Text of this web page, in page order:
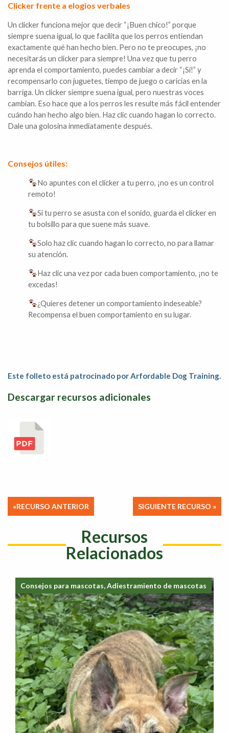
Clicker frente a elogios verbales
Un clicker funciona mejor que decir “¡Buen chico!” porque
siempre suena igual, lo que facilita que los perros entiendan
exactamente qué han hecho bien. Pero no te preocupes, ¡no
necesitarás un clicker para siempre! Una vez que tu perro
aprenda el comportamiento, puedes cambiar a decir “¡Sí!” y
recompensarlo con juguetes, tiempo de juego o caricias en la
barriga. Un clicker siempre suena igual, pero nuestras voces
cambian. Eso hace que a los perros les resulte más fácil entender
cuándo han hecho algo bien. Haz clic cuando hagan lo correcto.
Dale una golosina inmediatamente después.
Consejos útiles:
No apuntes con el clicker a tu perro, ¡no es un control
remoto!
Si tu perro se asusta con el sonido, guarda el clicker en
tu bolsillo para que suene más suave.
Solo haz clic cuando hagan lo correcto, no para llamar
su atención.
Haz clic una vez por cada buen comportamiento, ¡no te
excedas!
¿Quieres detener un comportamiento indeseable?
Recompensa el buen comportamiento en su lugar.
Este folleto está patrocinado por Arfordable Dog Training.
Descargar recursos adicionales
Navegación
entradas
«RECURSO ANTERIOR SIGUIENTE RECURSO »
Recursos
Relacionados
Consejos para mascotas, Adiestramiento de mascotas